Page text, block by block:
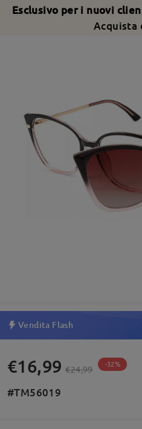
Esclusivo per i nuovi
Acquista
Vendita Flash
€16,99 €24,99 -32%
#TM56019